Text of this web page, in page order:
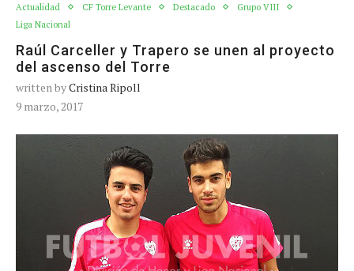
Actualidad CF Torre Levante Destacado
Grupo VIII
Liga Nacional
Raúl Carceller y Trapero se unen al proyecto
del ascenso del Torre
written byCristina Ripoll
9 marzo, 2017